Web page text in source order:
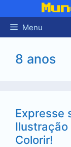
para
Menu
8 anos
Expresse
Ilustração
Colorir!